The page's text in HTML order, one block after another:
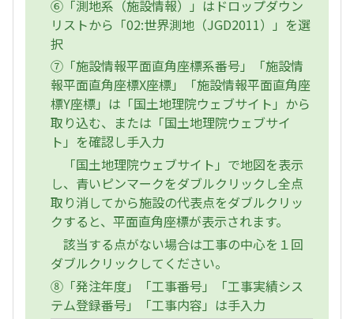
⑥「測地系（施設情報）」はドロップダウン
リストから「02:世界測地（JGD2011）」を選
択
⑦「施設情報平面直角座標系番号」「施設情
報平面直角座標X座標」「施設情報平面直角座
標Y座標」は「国土地理院ウェブサイト」から
取り込む、または「国土地理院ウェブサイ
ト」を確認し手入力
「国土地理院ウェブサイト」で地図を表示
し、青いピンマークをダブルクリックし全点
取り消してから施設の代表点をダブルクリッ
クすると、平面直角座標が表示されます。
該当する点がない場合は工事の中心を１回
ダブルクリックしてください。
⑧「発注年度」「工事番号」「工事実績シス
テム登録番号」「工事内容」は手入力